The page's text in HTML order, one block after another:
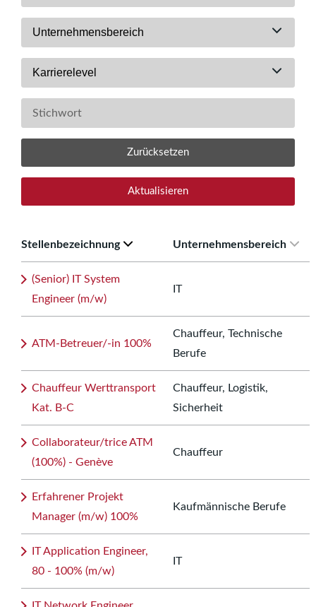
Unternehmensbereich
Karrierelevel
Zurücksetzen
Aktualisieren
Stellenbezeichnung Unternehmensbereich
(Senior) IT System
Engineer (m/w)
IT
ATM-Betreuer/-in 100%
Chauffeur, Technische
Berufe
Chauffeur Werttransport
Kat. B-C
Chauffeur, Logistik,
Sicherheit
Collaborateur/trice ATM
(100%) - Genève
Chauffeur
Erfahrener Projekt
Manager (m/w) 100%
Kaufmännische Berufe
IT Application Engineer,
80 - 100% (m/w)
IT